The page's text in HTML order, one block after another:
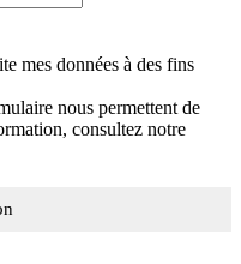
mes données à des fins
nous permettent de
consultez notre